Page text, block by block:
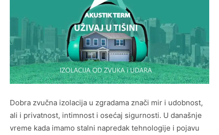
Dobra zvučna izolacija u zgradama znači mir i udobnost,
ali i privatnost, intimnost i osećaj sigurnosti. U današnje
vreme kada imamo stalni napredak tehnologije i pojavu